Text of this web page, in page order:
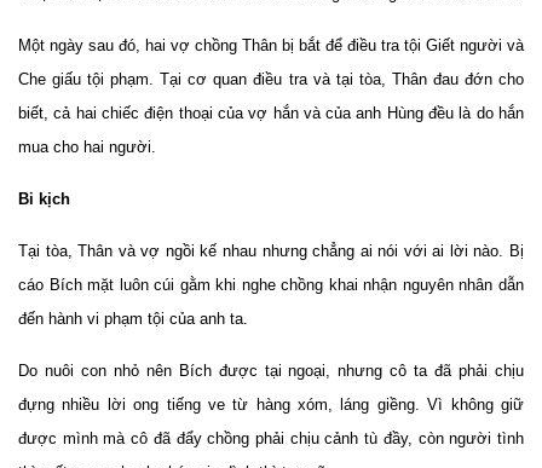
Một ngày sau đó, hai vợ chồng Thân bị bắt để điều tra tội Giết người và
Che giấu tội phạm. Tại cơ quan điều tra và tại tòa, Thân đau đớn cho
biết, cả hai chiếc điện thoại của vợ hắn và của anh Hùng đều là do hắn
mua cho hai người.
Bi kịch
Tại tòa, Thân và vợ ngồi kế nhau nhưng chẳng ai nói với ai lời nào. Bị
cáo Bích mặt luôn cúi gằm khi nghe chồng khai nhận nguyên nhân dẫn
đến hành vi phạm tội của anh ta.
Do nuôi con nhỏ nên Bích được tại ngoại, nhưng cô ta đã phải chịu
đựng nhiều lời ong tiếng ve từ hàng xóm, láng giềng. Vì không giữ
được mình mà cô đã đẩy chồng phải chịu cảnh tù đầy, còn người tình